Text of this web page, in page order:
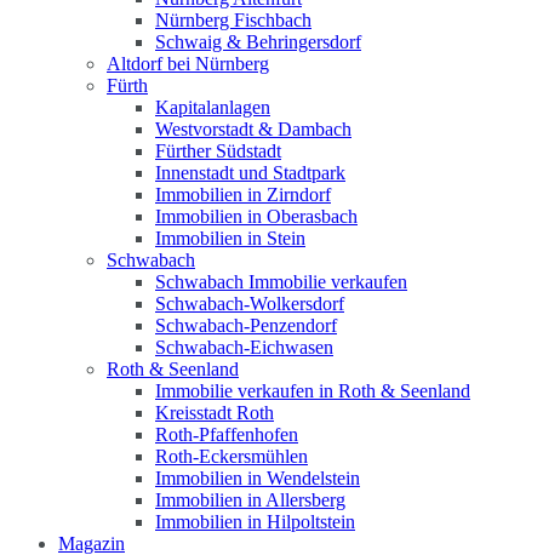
Nürnberg Fischbach
Schwaig & Behringersdorf
Altdorf bei Nürnberg
Fürth
Kapitalanlagen
Westvorstadt & Dambach
Fürther Südstadt
Innenstadt und Stadtpark
Immobilien in Zirndorf
Immobilien in Oberasbach
Immobilien in Stein
Schwabach
Schwabach Immobilie verkaufen
Schwabach-Wolkersdorf
Schwabach-Penzendorf
Schwabach-Eichwasen
Roth & Seenland
Immobilie verkaufen in Roth & Seenland
Kreisstadt Roth
Roth-Pfaffenhofen
Roth-Eckersmühlen
Immobilien in Wendelstein
Immobilien in Allersberg
Immobilien in Hilpoltstein
Magazin